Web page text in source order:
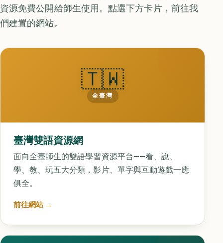
資源免費公開給師生使用。點選下方卡片，前往我
們建置的網站。
🇹🇼
全臺灣
臺灣雙語資源網
面向全臺師生的雙語學習資源平台——看、說、
學、教、玩五大分類，影片、單字與互動遊戲一應
俱全。
前往網站 →